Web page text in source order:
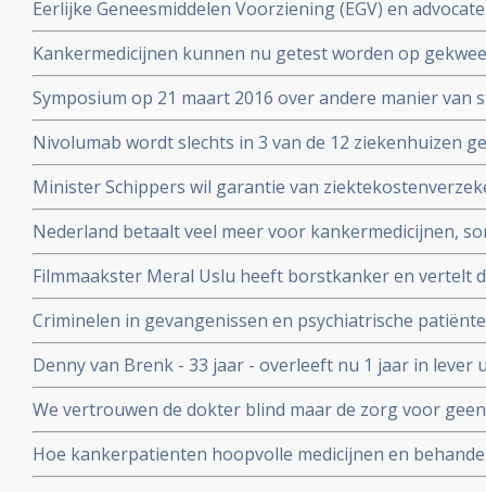
Eerlijke Geneesmiddelen Voorziening (EGV) en
zeer dubieuze rol door belangenverstrengeling in
dure medicijnen
Kankermedicijnen kunnen nu getest worden op
welke het beste aanslaat. Zie Hans Clevers met mooie
Symposium op 21 maart 2016 over andere manier van
patienten voor voeding en ziektes: Beyond RCT’s:
strategies in food and health
Nivolumab wordt slechts in 3 van de 12 ziekenhuizen
longkankerpatienten terwijl ze verplicht zijn dit wel te
Minister Schippers wil garantie van
dure medicijnen bij kanker.
Nederland betaalt veel meer voor kankermedicijnen,
andere landen blijkt uit vergelijkend onderzoek tussen
Filmmaakster Meral Uslu heeft borstkanker en vertelt
Kanker die wordt uitgezonden op maandag 30
Criminelen in gevangenissen en psychiatrische
voedingssupplementen binnen onderzoeksverband
te beïnvloeden.
Denny van Brenk - 33 jaar - overleeft nu 1 jaar in lever
door chemo pomp in New York, maar hij heeft alles
We vertrouwen de dokter blind maar de zorg voor
Correspondent ging uit op onderzoek maar ook hij
Hoe kankerpatienten hoopvolle medicijnen en
waardoor zelfs oncologen in opstand komen.